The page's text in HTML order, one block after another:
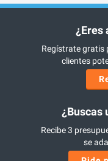
¿Eres
Regístrate gratis
clientes
¿Buscas
Recibe 3
se